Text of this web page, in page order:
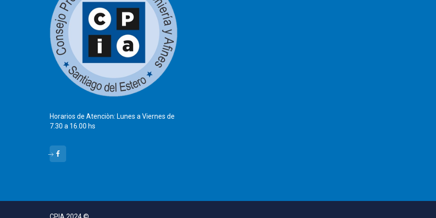
Horarios de Atenciòn: Lunes a Viernes de
7.30 a 16.00 hs
CPIA 2024 ©